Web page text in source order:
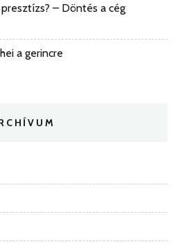
– Döntés a cég
a gerincre